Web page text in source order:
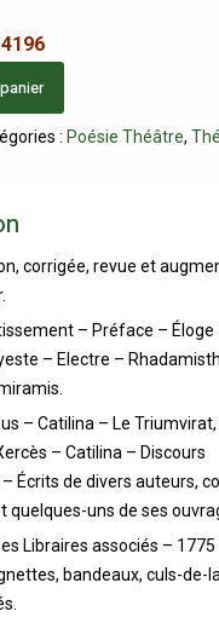
: Poésie Théâtre,
corrigée, revue et
– Préface – Éloge
– Electre –
– Catilina – Le
– Catilina – Discours
Écrits de divers auteurs,
quelques-uns de ses
Libraires associés –
bandeaux, culs-de-